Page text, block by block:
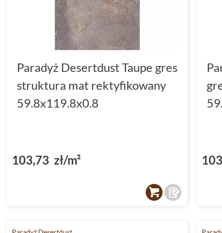
Paradyż Desertdust Taupe gres
struktura mat rektyfikowany
59.8x119.8x0.8
103,73 zł/m²